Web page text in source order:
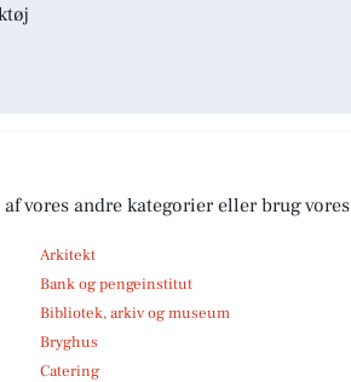
vores andre kategorier eller brug vores
Arkitekt
Bank og pengeinstitut
Bibliotek, arkiv og museum
Bryghus
Catering